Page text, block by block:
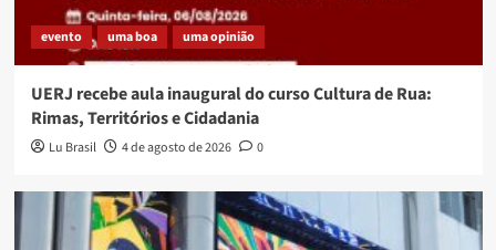
evento uma boa uma opinião
UERJ recebe aula inaugural do curso Cultura de Rua:
Rimas, Territórios e Cidadania
Lu Brasil 4 de agosto de 2026 0